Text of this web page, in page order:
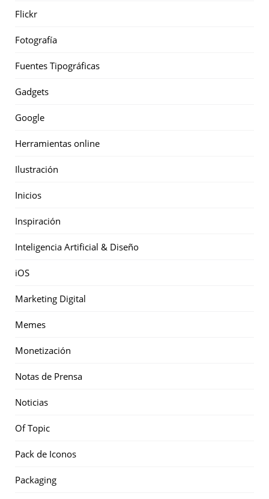
Flickr
Fotografía
Fuentes Tipográficas
Gadgets
Google
Herramientas online
Ilustración
Inicios
Inspiración
Inteligencia Artificial & Diseño
iOS
Marketing Digital
Memes
Monetización
Notas de Prensa
Noticias
Of Topic
Pack de Iconos
Packaging